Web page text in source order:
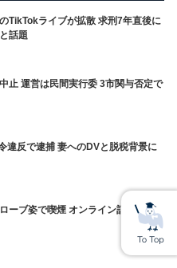
TikTokライブが拡散 求刑7年直後に
話題
止 運営は民間実行委 3市関与否定で
違反で逮捕 妻へのDVと脱税背景に
ーブ姿で喫煙 オンライン記者会見の